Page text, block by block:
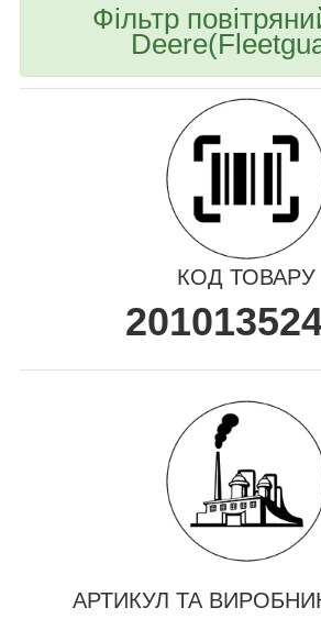
Фільтр
КОД ТОВАРУ
АРТИКУЛ ТА